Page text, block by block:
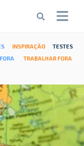
INSPIRAÇÃO
TESTES
TRABALHAR FORA